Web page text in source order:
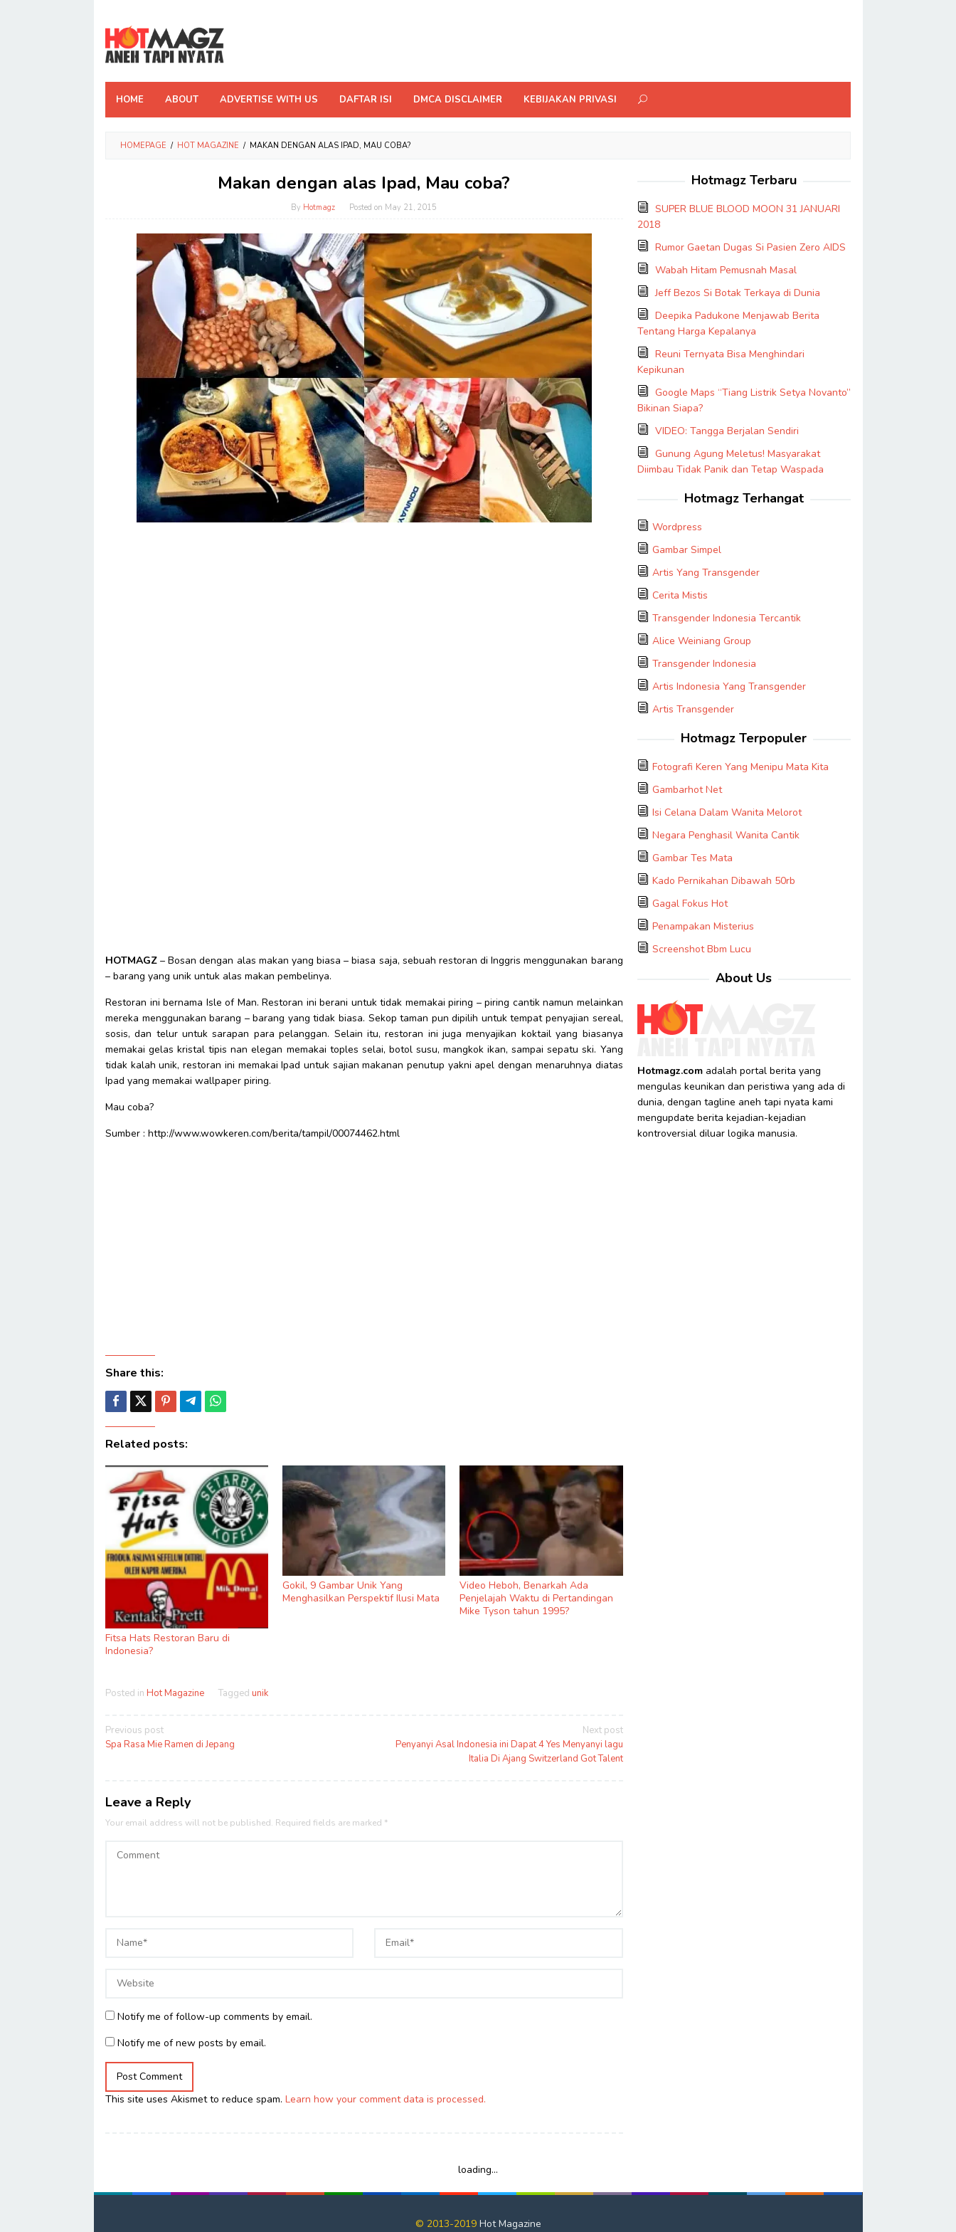
content
HOME ABOUT ADVERTISE WITH US DAFTAR ISI DMCA DISCLAIMER KEBIJAKAN PRIVASI
HOMEPAGE / HOT MAGAZINE / MAKAN DENGAN ALAS IPAD, MAU COBA?
Makan dengan alas Ipad, Mau coba?
By Hotmagz Posted on May 21, 2015
HOTMAGZ– Bosan dengan alas makan yang biasa – biasa saja, sebuah restoran di Inggris menggunakan barang
– barang yang unik untuk alas makan pembelinya.
Restoran ini bernama Isle of Man. Restoran ini berani untuk tidak memakai piring – piring cantik namun melainkan
mereka menggunakan barang – barang yang tidak biasa. Sekop taman pun dipilih untuk tempat penyajian sereal,
sosis, dan telur untuk sarapan para pelanggan. Selain itu, restoran ini juga menyajikan koktail yang biasanya
memakai gelas kristal tipis nan elegan memakai toples selai, botol susu, mangkok ikan, sampai sepatu ski. Yang
tidak kalah unik, restoran ini memakai Ipad untuk sajian makanan penutup yakni apel dengan menaruhnya diatas
Ipad yang memakai wallpaper piring.
Mau coba?
Sumber : http://www.wowkeren.com/berita/tampil/00074462.html
Share this:
Related posts:
Fitsa Hats Restoran Baru di
Indonesia?
Gokil, 9 Gambar Unik Yang
Menghasilkan Perspektif Ilusi Mata
Video Heboh, Benarkah Ada
Penjelajah Waktu di Pertandingan
Mike Tyson tahun 1995?
Posted in Hot Magazine Tagged unik
Post
navigation
Previous post
Spa Rasa Mie Ramen di Jepang
Next post
Penyanyi Asal Indonesia ini Dapat 4 Yes Menyanyi lagu
Italia Di Ajang Switzerland Got Talent
Leave a Reply
Your email address will not be published. Required fields are marked *
Notify me of follow-up comments by email.
Notify me of new posts by email.
This site uses Akismet to reduce spam. Learn how your comment data is processed.
Hotmagz Terbaru
SUPER BLUE BLOOD MOON 31 JANUARI
2018
Rumor Gaetan Dugas Si Pasien Zero AIDS
Wabah Hitam Pemusnah Masal
Jeff Bezos Si Botak Terkaya di Dunia
Deepika Padukone Menjawab Berita
Tentang Harga Kepalanya
Reuni Ternyata Bisa Menghindari
Kepikunan
Google Maps “Tiang Listrik Setya Novanto”
Bikinan Siapa?
VIDEO: Tangga Berjalan Sendiri
Gunung Agung Meletus! Masyarakat
Diimbau Tidak Panik dan Tetap Waspada
Hotmagz Terhangat
Wordpress
Gambar Simpel
Artis Yang Transgender
Cerita Mistis
Transgender Indonesia Tercantik
Alice Weiniang Group
Transgender Indonesia
Artis Indonesia Yang Transgender
Artis Transgender
Hotmagz Terpopuler
Fotografi Keren Yang Menipu Mata Kita
Gambarhot Net
Isi Celana Dalam Wanita Melorot
Negara Penghasil Wanita Cantik
Gambar Tes Mata
Kado Pernikahan Dibawah 50rb
Gagal Fokus Hot
Penampakan Misterius
Screenshot Bbm Lucu
About Us
Hotmagz.comadalah portal berita yang
mengulas keunikan dan peristiwa yang ada di
dunia, dengan tagline aneh tapi nyata kami
mengupdate berita kejadian-kejadian
kontroversial diluar logika manusia.
loading...
© 2013-2019 Hot Magazine